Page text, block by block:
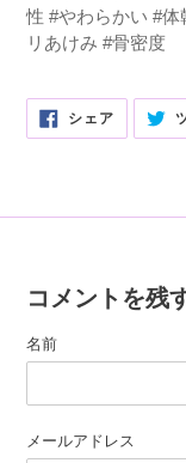
性 #やわらかい #体
リあけみ #骨密度
シェア
シ
コメントを残
名前
メールアドレス